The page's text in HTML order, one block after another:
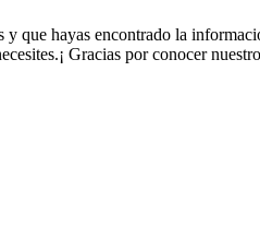
que hayas encontrado la
Gracias por conocer